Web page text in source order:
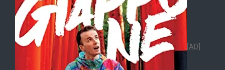
[AD]